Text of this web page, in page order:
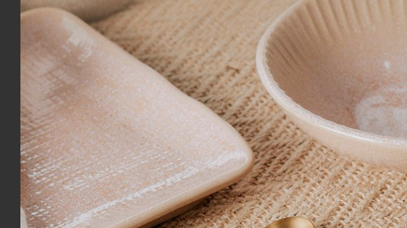
Toalha De Rosto Bordada Festons Yves
Delorme Paris 55 x 100 cm
R$ 520,00
sem juros deR$ 86,67
R$ 494,00
Capa para Duvet Queen Festons Yves
Delorme Paris
R$ 5.120,00
10x sem juros
R$ 4.864,00